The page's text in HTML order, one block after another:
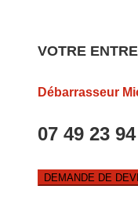
VOTRE
Débarrasseur
07 49 23
DEMANDE DE